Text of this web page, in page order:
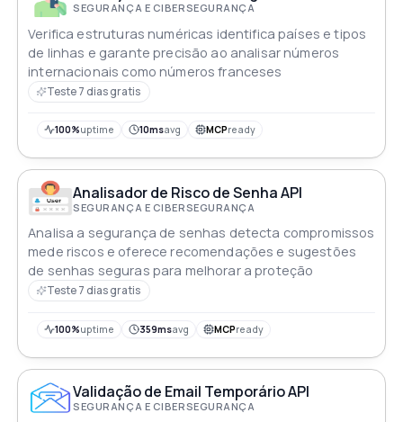
SEGURANÇA E CIBERSEGURANÇA
Verifica estruturas numéricas identifica países e tipos
de linhas e garante precisão ao analisar números
internacionais como números franceses
Teste 7 dias gratis
100%uptime 10msavg MCPready
Analisador de Risco de Senha API
SEGURANÇA E CIBERSEGURANÇA
Analisa a segurança de senhas detecta compromissos
mede riscos e oferece recomendações e sugestões
de senhas seguras para melhorar a proteção
Teste 7 dias gratis
100%uptime 359msavg MCPready
Validação de Email Temporário API
SEGURANÇA E CIBERSEGURANÇA